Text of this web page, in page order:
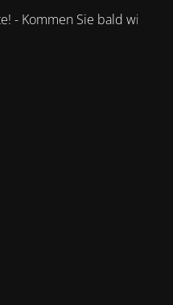
- Kommen Sie bald wieder.